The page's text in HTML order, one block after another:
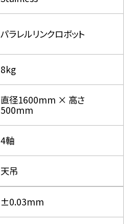
パラレルリンクロボット
8kg
直径1600mm × 高さ
500mm
4軸
天吊
±0.03mm